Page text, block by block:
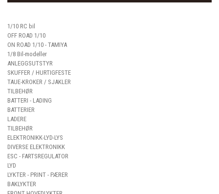
1/10 RC bil
OFF ROAD 1/10
ON ROAD 1/10 - TAMIYA
1/8 Bil-modeller
ANLEGGSUTSTYR
SKUFFER / HURTIGFESTE
TAUE-KROKER / SJAKLER
TILBEHØR
BATTERI - LADING
BATTERIER
LADERE
TILBEHØR
ELEKTRONIKK-LYD-LYS
DIVERSE ELEKTRONIKK
ESC - FARTSREGULATOR
LYD
LYKTER - PRINT - PÆRER
BAKLYKTER